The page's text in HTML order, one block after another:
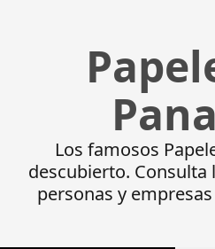
Los famosos
descubierto. Consulta
personas y